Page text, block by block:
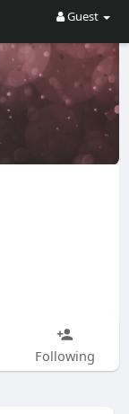
Guest
Following